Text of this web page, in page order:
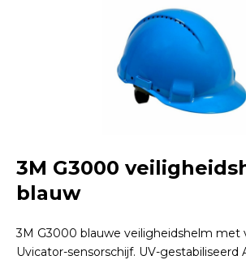
3M G3000
blauw
3M G3000 blauwe veiligheidshelm met
Uvicator-sensorschijf. UV-gestabiliseerd